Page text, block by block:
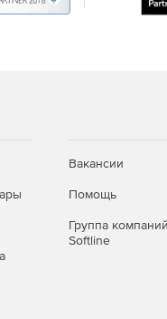
Вакансии
Помощь
Группа компаний
Softline